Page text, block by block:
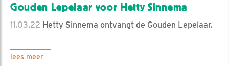
Gouden Lepelaar voor Hetty Sinnema
11.03.22 Hetty Sinnema ontvangt de Gouden Lepelaar.
lees meer